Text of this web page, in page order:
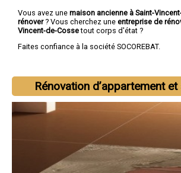
Vous avez une maison ancienne à Saint-
rénover? Vous cherchez une entreprise de
Vincent-de-Cossetout corps d'état ?
Faites confiance à la société SOCOREBAT.
Rénovation d’appartement